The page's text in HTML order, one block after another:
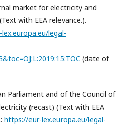
market for electricity and
with EEA relevance.).
legal-
(date of
Parliament and of the Council of
(recast) (Text with EEA
https://eur-lex.europa.eu/legal-